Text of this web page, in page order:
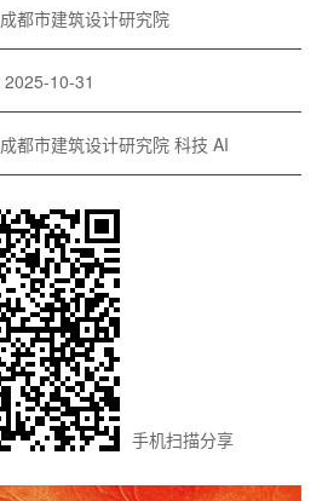
成都市建筑设计研究院
2025-10-31
成都市建筑设计研究院 科技 AI
手机扫描分享